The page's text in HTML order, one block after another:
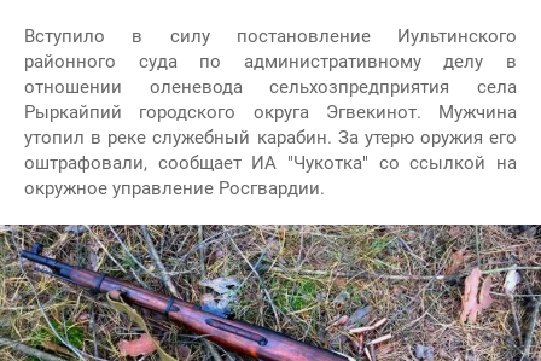
Вступило в силу постановление Иультинского
районного суда по административному делу в
отношении оленевода сельхозпредприятия села
Рыркайпий городского округа Эгвекинот. Мужчина
утопил в реке служебный карабин. За утерю оружия его
оштрафовали, сообщает ИА "Чукотка" со ссылкой на
окружное управление Росгвардии.